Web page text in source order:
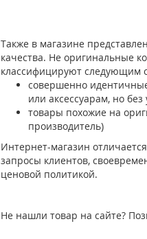
Также в магазине
качества. Не оригинальные
классифицируют следующим
совершенно
или аксессуарам, но
товары похожие на
производитель)
Интернет-магазин
запросы клиентов,
ценовой политикой.
Не нашли товар на сайте?